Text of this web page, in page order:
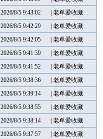
2026/8/5 9:43:02
老单爱收藏
2026/8/5 9:42:29
老单爱收藏
2026/8/5 9:42:05
老单爱收藏
2026/8/5 9:41:39
老单爱收藏
2026/8/5 9:41:52
老单爱收藏
2026/8/5 9:38:36
老单爱收藏
2026/8/5 9:39:14
老单爱收藏
2026/8/5 9:38:55
老单爱收藏
2026/8/5 9:38:14
老单爱收藏
2026/8/5 9:37:57
老单爱收藏